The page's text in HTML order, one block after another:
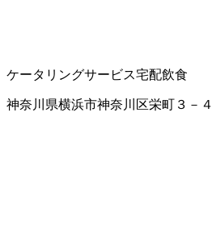
ケータリングサービス宅配飲食
神奈川県横浜市神奈川区栄町３－４